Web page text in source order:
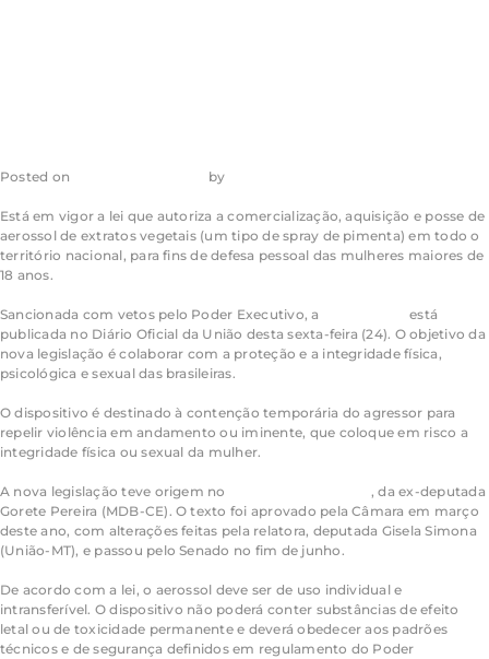
Posted on by
Está em vigor a lei que autoriza a comercialização, aquisição e posse de
aerossol de extratos vegetais (um tipo de spray de pimenta) em todo o
território nacional, para fins de defesa pessoal das mulheres maiores de
18 anos.
Sancionada com vetos pelo Poder Executivo, a
está
publicada no Diário Oficial da União desta sexta-feira (24). O objetivo da
nova legislação é colaborar com a proteção e a integridade física,
psicológica e sexual das brasileiras.
O dispositivo é destinado à contenção temporária do agressor para
repelir violência em andamento ou iminente, que coloque em risco a
integridade física ou sexual da mulher.
A nova legislação teve origem no
, da ex-deputada
Gorete Pereira (MDB-CE). O texto foi aprovado pela Câmara em março
deste ano, com alterações feitas pela relatora, deputada Gisela Simona
(União-MT), e passou pelo Senado no fim de junho.
De acordo com a lei, o aerossol deve ser de uso individual e
intransferível. O dispositivo não poderá conter substâncias de efeito
letal ou de toxicidade permanente e deverá obedecer aos padrões
técnicos e de segurança definidos em regulamento do Poder